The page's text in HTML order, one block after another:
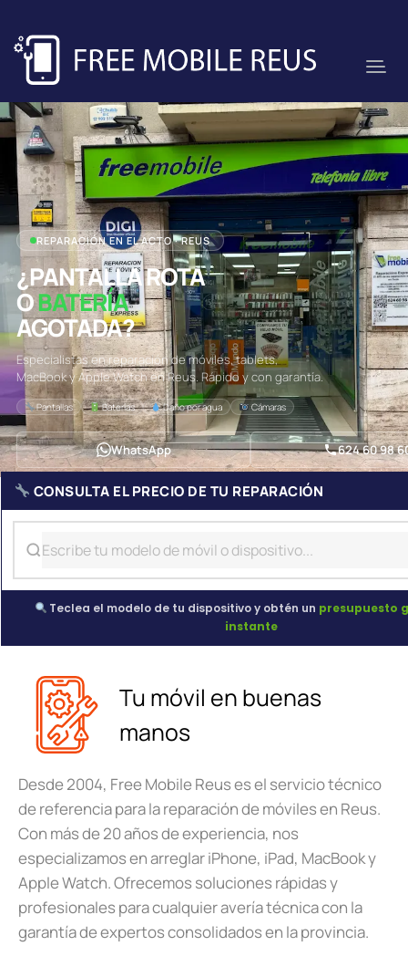
REPARACIÓN EN EL ACTO · REUS
¿PANTALLA ROTA
OBATERÍA
AGOTADA?
Especialistas en reparación de móviles, tablets,
MacBook y Apple Watch en Reus. Rápido y con garantía.
Pantallas Baterías Daño por agua Cámaras
WhatsApp 624 60 98
CONSULTA EL PRECIO DE TU REPARACIÓN
Teclea el modelo de tu dispositivo y obtén un presupuesto
instante
Tu móvil en buenas
manos
Desde 2004, Free Mobile Reus es el servicio técnico
de referencia para la reparación de móviles en Reus.
Con más de 20 años de experiencia, nos
especializamos en arreglar iPhone, iPad, MacBook y
Apple Watch. Ofrecemos soluciones rápidas y
profesionales para cualquier avería técnica con la
garantía de expertos consolidados en la provincia.